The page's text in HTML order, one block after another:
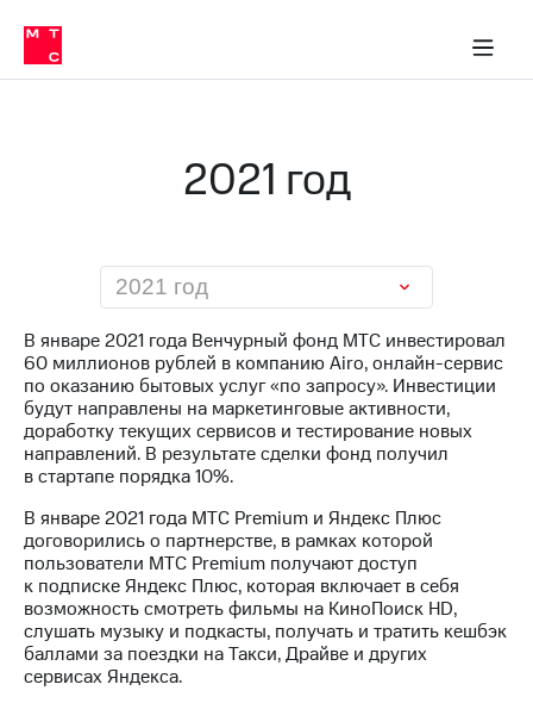
Медиа-центр
и акционерам
Устойчивое развитие
Комплаенс и деловая этика
компании
Руководство
Правовая
информация
Контакты
Медиа-центр
Пресс-
релизы
МТС
о технологиях
Достижения
Интервью
МТС
о технологиях
2021 год
2021 год
В январе 2021 года Венчурный фонд МТС инвестировал
60 миллионов рублей в компанию Airo, онлайн-сервис
по оказанию бытовых услуг «по запросу». Инвестиции
будут направлены на маркетинговые активности,
доработку текущих сервисов и тестирование новых
направлений. В результате сделки фонд получил
в стартапе порядка 10%.
В январе 2021 года МТС Premium и Яндекс Плюс
договорились о партнерстве, в рамках которой
пользователи МТС Premium получают доступ
к подписке Яндекс Плюс, которая включает в себя
возможность смотреть фильмы на КиноПоиск HD,
слушать музыку и подкасты, получать и тратить кешбэк
баллами за поездки на Такси, Драйве и других
сервисах Яндекса.